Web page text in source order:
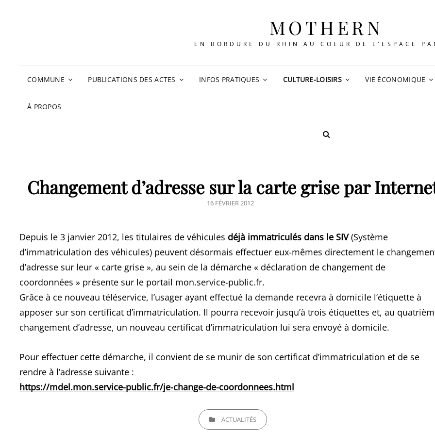
MOTHERN
EN BORDURE DU RHIN AU COEUR DE L'ESPACE
COMMUNE PUBLICATIONS DES ACTES INFOS PRATIQUES CULTURE-LOISIRS VIE ÉCONOMIQUE
À PROPOS
SEARCH
Changement d’adresse sur la carte grise par
POSTED
16 FÉVRIER 2012
Depuis le 3 janvier 2012, les titulaires de véhicules déjà immatriculés dans le SIV(Système
d’immatriculation des véhicules) peuvent désormais effectuer eux-mêmes directement le
d’adresse sur leur « carte grise », au sein de la démarche « déclaration de changement de
coordonnées » présente sur le portail mon.service-public.fr.
Grâce à ce nouveau téléservice, l’usager ayant effectué la demande recevra à domicile l’étiquette à
apposer sur son certificat d’immatriculation. Il pourra recevoir jusqu’à trois étiquettes et, au
changement d’adresse, un nouveau certificat d’immatriculation lui sera envoyé à domicile.
Pour effectuer cette démarche, il convient de se munir de son certificat d’immatriculation et de se
rendre à l’adresse suivante :
https://mdel.mon.service-public.fr/je-change-de-coordonnees.html
CATEGORIESACTUALITÉS